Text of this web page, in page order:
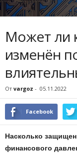
Может ли
изменён
От vargoz - 05.11.2022
Facebook
Насколько
финансового